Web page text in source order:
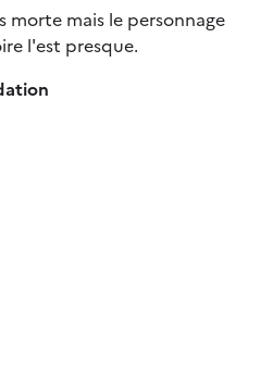
morte mais le personnage
l'est presque.